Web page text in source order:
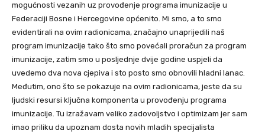
mogućnosti vezanih uz provođenje programa imunizacije u
Federaciji Bosne i Hercegovine općenito. Mi smo, a to smo
evidentirali na ovim radionicama, značajno unaprijedili naš
program imunizacije tako što smo povećali proračun za program
imunizacije, zatim smo u posljednje dvije godine uspjeli da
uvedemo dva nova cjepiva i sto posto smo obnovili hladni lanac.
Međutim, ono što se pokazuje na ovim radionicama, jeste da su
ljudski resursi ključna komponenta u provođenju programa
imunizacije. Tu izražavam veliko zadovoljstvo i optimizam jer sam
imao priliku da upoznam dosta novih mladih specijalista